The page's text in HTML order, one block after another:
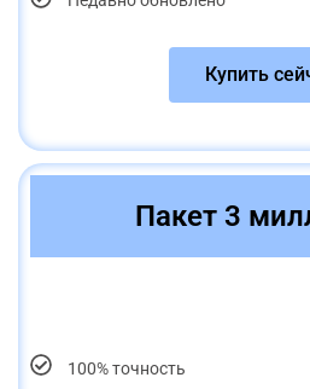
Купить
Пакет 3
100% точность